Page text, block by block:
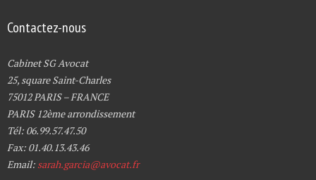
Contactez-nous
Cabinet SG Avocat
25, square Saint-Charles
75012 PARIS – FRANCE
PARIS 12ème arrondissement
Tél: 06.99.57.47.50
Fax: 01.40.13.43.46
Email: sarah.garcia@avocat.fr